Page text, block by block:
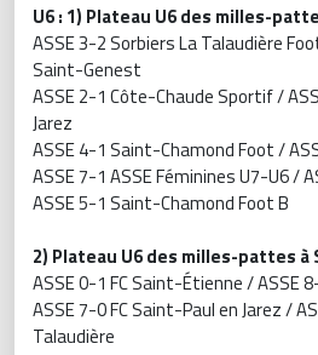
U6 : 1) Plateau U6 des milles-
ASSE 3-2 Sorbiers La Talaudière
Saint-Genest
ASSE 2-1 Côte-Chaude Sportif /
Jarez
ASSE 4-1 Saint-Chamond Foot /
ASSE 7-1 ASSE Féminines U7-U6 /
ASSE 5-1 Saint-Chamond Foot B
2) Plateau U6 des milles-pattes à
ASSE 0-1 FC Saint-Étienne / ASSE
ASSE 7-0 FC Saint-Paul en Jarez /
Talaudière